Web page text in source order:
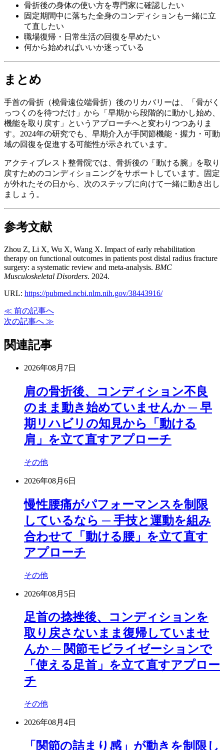
骨折後の身体の使い方を専門家に確認したい
固定期間中に落ちた全身のコンディションも一緒に立
て直したい
職場復帰・日常生活の回復を早めたい
何から始めればいいか迷っている
まとめ
手首の骨折（橈骨遠位端骨折）後のリカバリーは、「骨がく
っつくのを待つだけ」から「早期から段階的に動かし始め、
機能を取り戻す」というアプローチへと変わりつつありま
す。2024年の研究でも、早期介入が手関節機能・握力・可動
域の回復を促進する可能性が示されています。
アクティブレスト整骨院では、骨折後の「動ける腕」を取り
戻すためのコンディショニングをサポートしています。固定
が外れたその日から、次のステップに向けて一緒に動き出し
ましょう。
参考文献
Zhou Z, Li X, Wu X, Wang X. Impact of early rehabilitation
therapy on functional outcomes in patients post distal radius fracture
surgery: a systematic review and meta-analysis. BMC
Musculoskeletal Disorders. 2024.
URL: https://pubmed.ncbi.nlm.nih.gov/38443916/
≪ 前の記事へ
次の記事へ ≫
関連記事
2026年08月7日
肩の骨折後、コンディション不良
のまま動き始めていませんか ─ 早
期リハビリの知見から「動ける
肩」を立て直すアプローチ
その他
2026年08月6日
慢性腰痛がパフォーマンスを制限
しているなら ─ 手技と運動を組み
合わせて「動ける腰」を立て直す
アプローチ
その他
2026年08月5日
足首の捻挫後、コンディションを
取り戻さないまま復帰していませ
んか ─ 関節モビライゼーションで
「使える足首」を立て直すアプロー
チ
その他
2026年08月4日
「関節の詰まり感」が動きを制限し